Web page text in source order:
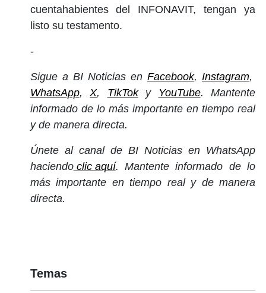
cuentahabientes del INFONAVIT, tengan ya
listo su testamento.
-
Sigue a BI Noticias en Facebook, Instagram,
WhatsApp,X, TikToky YouTube. Mantente
informado de lo más importante en tiempo real
y de manera directa.
Únete al canal de BI Noticias en WhatsApp
haciendoclic aquí. Mantente informado de lo
más importante en tiempo real y de manera
directa.
Temas